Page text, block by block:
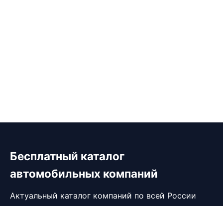
Бесплатный каталог
автомобильных компаний
Актуальный каталог компаний по всей России